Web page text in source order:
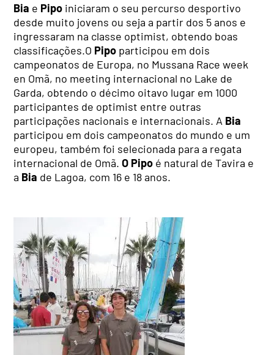
Bia e Pipo iniciaram o seu percurso desportivo
desde muito jovens ou seja a partir dos 5 anos e
ingressaram na classe optimist, obtendo boas
classificações.O Pipo participou em dois
campeonatos de Europa, no Mussana Race week
en Omã, no meeting internacional no Lake de
Garda, obtendo o décimo oitavo lugar em 1000
participantes de optimist entre outras
participações nacionais e internacionais. A Bia
participou em dois campeonatos do mundo e um
europeu, também foi selecionada para a regata
internacional de Omã.O Pipo é natural de Tavira e
a Bia de Lagoa, com 16 e 18 anos.